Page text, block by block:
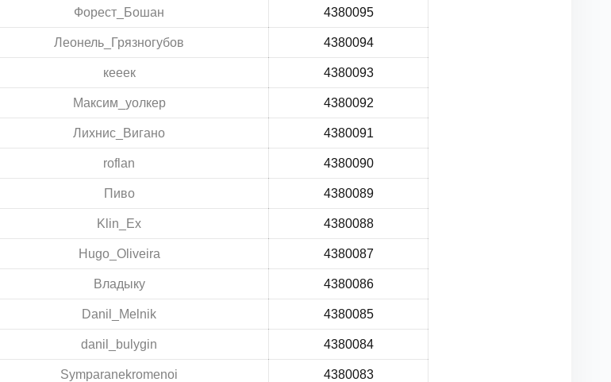
Форест_Бошан 4380095
Леонель_Грязногубов 4380094
кееек 4380093
Максим_уолкер 4380092
Лихнис_Вигано 4380091
roflan 4380090
Пиво 4380089
Klin_Ex 4380088
Hugo_Oliveira 4380087
Владыку 4380086
Danil_Melnik 4380085
danil_bulygin 4380084
Symparanekromenoi 4380083